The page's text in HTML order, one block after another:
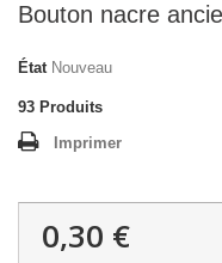
Bouton nacre
État Nouveau
93 Produits
Imprimer
0,30 €